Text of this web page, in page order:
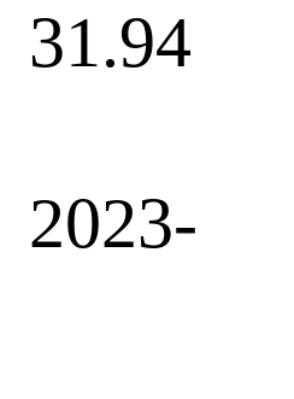
31.94
2023-